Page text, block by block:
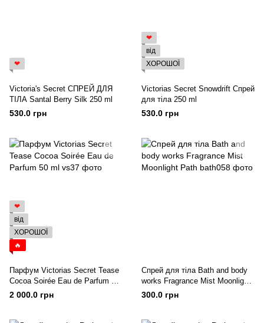
❤
Victoria's Secret СПРЕЙ ДЛЯ
ТІЛА Santal Berry Silk 250 ml
530.0 грн
❤
від
ХОРОШОЇ
Victorias Secret Snowdrift Спрей
для тіла 250 ml
530.0 грн
❤
від
ХОРОШОЇ
🔥
Парфум Victorias Secret Tease
Cocoa Soirée Eau de Parfum 50
ml
2 000.0 грн
Спрей для тіла Bath and body
works Fragrance Mist Moonlight
Path
300.0 грн